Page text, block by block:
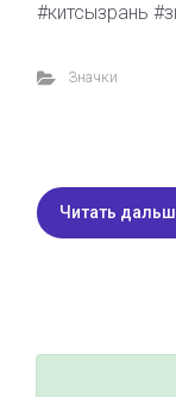
#китсызрань
Значки
Читать